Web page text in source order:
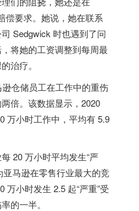
偿要求。她说，她在联系
Sedgwick 时也遇到了问
将她的工资调整到每周最
治疗。
仓储员工在工作中的重伤
倍。该数据显示，2020
万小时工作中，平均有 5.9
20 万小时平均发生“严
亚马逊在零售行业最大的竞
万小时发生 2.5 起“严重”受
的一半。